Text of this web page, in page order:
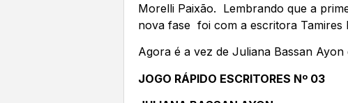
Morelli Paixão. Lembrando que a
nova fase foi com a escritora Tamires
Agora é a vez de Juliana Bassan
JOGO RÁPIDO ESCRITORES Nº 03